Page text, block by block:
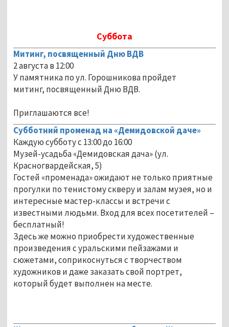
Суббота
Митинг, посвященный Дню ВДВ
2 августа в 12:00
У памятника по ул. Горошникова пройдет
митинг, посвященный Дню ВДВ.
Приглашаются все!
Субботний променад на «Демидовской даче»
Каждую субботу с 13:00 до 16:00
Музей-усадьба «Демидовская дача» (ул.
Красногвардейская, 5)
Гостей «променада» ожидают не только приятные
прогулки по тенистому скверу и залам музея, но и
интересные мастер-классы и встречи с
известными людьми. Вход для всех посетителей –
бесплатный!
Здесь же можно приобрести художественные
произведения с уральскими пейзажами и
сюжетами, соприкоснуться с творчеством
художников и даже заказать свой портрет,
который будет выполнен на месте.